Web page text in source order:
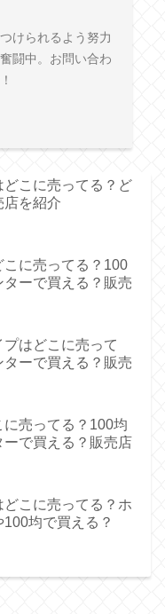
けられるよう努力
闘中。お問い合わ
どこに売ってる？ど
店を紹介
こに売ってる？100
ーで買える？販売
はどこに売って
ターで買える？販売
売ってる？100均
で買える？販売店
どこに売ってる？ホ
均で買える？